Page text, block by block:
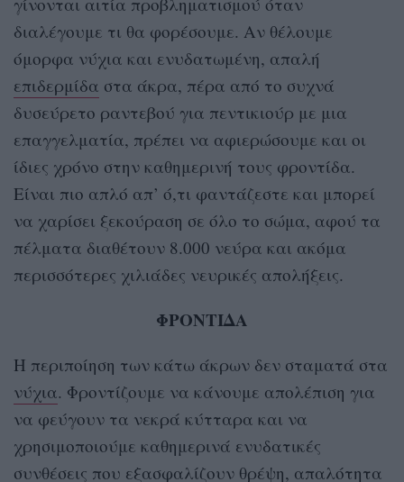
διαλέγουμε τι θα φορέσουμε. Αν θέλουμε
όμορφα νύχια και ενυδατωμένη, απαλή
επιδερμίδα στα άκρα, πέρα από το συχνά
δυσεύρετο ραντεβού για πεντικιούρ με μια
επαγγελματία, πρέπει να αφιερώσουμε και οι
ίδιες χρόνο στην καθημερινή τους φροντίδα.
Είναι πιο απλό απ’ ό,τι φαντάζεστε και μπορεί
να χαρίσει ξεκούραση σε όλο το σώμα, αφού τα
πέλματα διαθέτουν 8.000 νεύρα και ακόμα
περισσότερες χιλιάδες νευρικές απολήξεις.
ΦΡΟΝΤΙΔΑ
Η περιποίηση των κάτω άκρων δεν σταματά στα
νύχια. Φροντίζουμε να κάνουμε απολέπιση για
να φεύγουν τα νεκρά κύτταρα και να
χρησιμοποιούμε καθημερινά ενυδατικές
συνθέσεις που εξασφαλίζουν θρέψη, απαλότητα